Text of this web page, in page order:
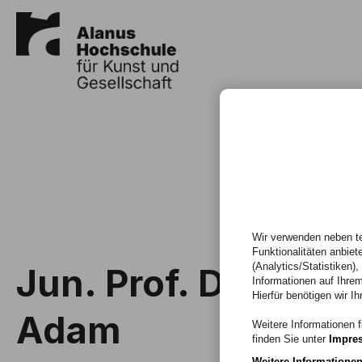
Jun. Prof. Dr.
Adam
Wir verwenden neben
Funktionalitäten
(Analytics/Statistiken),
Informationen auf
Hierfür benötigen wir
Weitere Informationen
finden Sie unter